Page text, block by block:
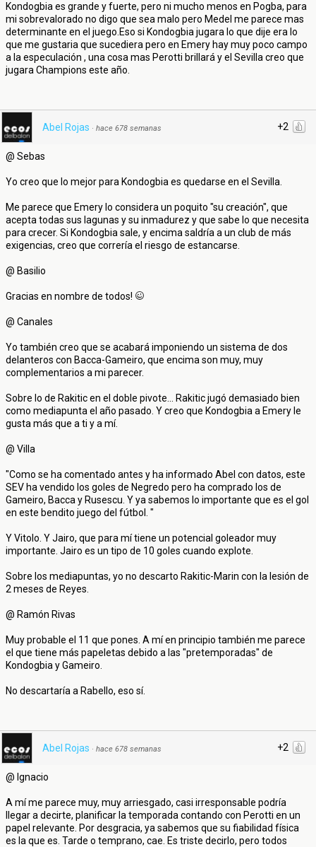
Kondogbia es grande y fuerte, pero ni mucho menos en Pogba, para
mi sobrevalorado no digo que sea malo pero Medel me parece mas
determinante en el juego.Eso si Kondogbia jugara lo que dije era lo
que me gustaria que sucediera pero en Emery hay muy poco campo
a la especulación , una cosa mas Perotti brillará y el Sevilla creo que
jugara Champions este año.
+2
Abel Rojas · hace 678 semanas
@ Sebas
Yo creo que lo mejor para Kondogbia es quedarse en el Sevilla.
Me parece que Emery lo considera un poquito "su creación", que
acepta todas sus lagunas y su inmadurez y que sabe lo que necesita
para crecer. Si Kondogbia sale, y encima saldría a un club de más
exigencias, creo que correría el riesgo de estancarse.
@ Basilio
Gracias en nombre de todos!
@ Canales
Yo también creo que se acabará imponiendo un sistema de dos
delanteros con Bacca-Gameiro, que encima son muy, muy
complementarios a mi parecer.
Sobre lo de Rakitic en el doble pivote... Rakitic jugó demasiado bien
como mediapunta el año pasado. Y creo que Kondogbia a Emery le
gusta más que a ti y a mí.
@ Villa
"Como se ha comentado antes y ha informado Abel con datos, este
SEV ha vendido los goles de Negredo pero ha comprado los de
Gameiro, Bacca y Rusescu. Y ya sabemos lo importante que es el gol
en este bendito juego del fútbol. "
Y Vitolo. Y Jairo, que para mí tiene un potencial goleador muy
importante. Jairo es un tipo de 10 goles cuando explote.
Sobre los mediapuntas, yo no descarto Rakitic-Marin con la lesión de
2 meses de Reyes.
@ Ramón Rivas
Muy probable el 11 que pones. A mí en principio también me parece
el que tiene más papeletas debido a las "pretemporadas" de
Kondogbia y Gameiro.
No descartaría a Rabello, eso sí.
+2
Abel Rojas · hace 678 semanas
@ Ignacio
A mí me parece muy, muy arriesgado, casi irresponsable podría
llegar a decirte, planificar la temporada contando con Perotti en un
papel relevante. Por desgracia, ya sabemos que su fiabilidad física
es la que es. Tarde o temprano, cae. Es triste decirlo, pero todos